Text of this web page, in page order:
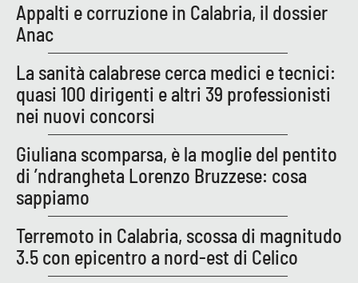
APP
Android
Apple
Appalti e corruzione in Calabria, il dossier
Anac
La sanità calabrese cerca medici e tecnici:
quasi 100 dirigenti e altri 39 professionisti
nei nuovi concorsi
Giuliana scomparsa, è la moglie del pentito
di ’ndrangheta Lorenzo Bruzzese: cosa
sappiamo
Terremoto in Calabria, scossa di magnitudo
3.5 con epicentro a nord-est di Celico